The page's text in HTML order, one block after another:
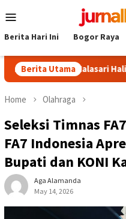
to
Menu
Berita Hari Ini Bogor Raya
Berita Utama
Malasari Halimun Salak
Home Olahraga
Seleksi Timnas
FA7 Indonesia
Bupati dan KONI
Aga Alamanda
May 14, 2026